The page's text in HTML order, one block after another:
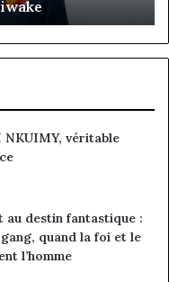
NKUIMY, véritable
au destin fantastique :
quand la foi et le
l’homme